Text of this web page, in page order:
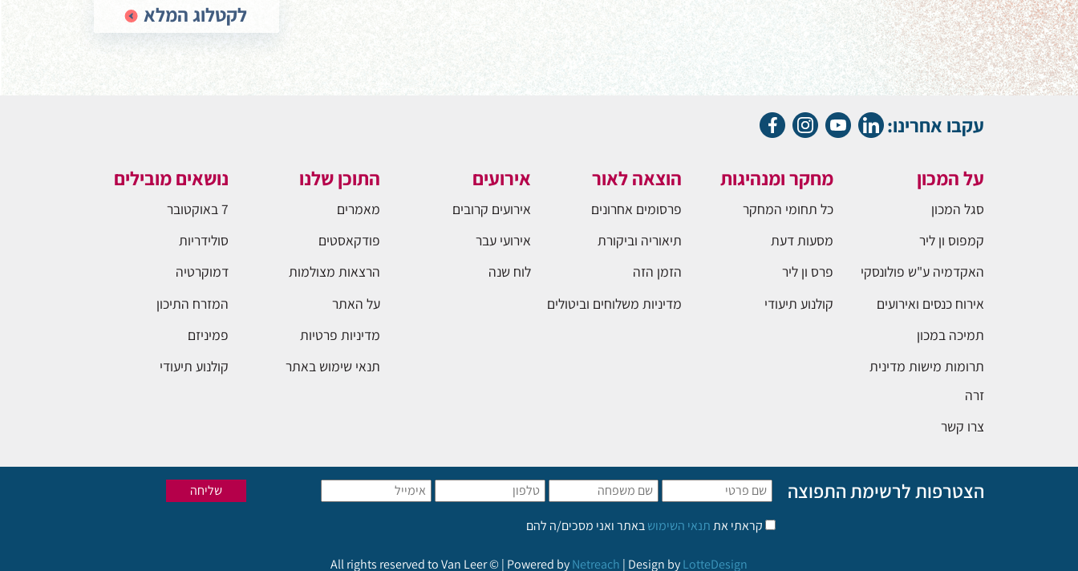
לקטלוג המלא
עקבו אחרינו:
על המכון
סגל המכון
קמפוס ון ליר
האקדמיה ע"ש פולונסקי
אירוח כנסים ואירועים
תמיכה במכון
תרומות מישות מדינית
זרה
צרו קשר
מחקר ומנהיגות
כל תחומי המחקר
מסעות דעת
פרס ון ליר
קולנוע תיעודי
הוצאה לאור
פרסומים אחרונים
תיאוריה וביקורת
הזמן הזה
מדיניות משלוחים וביטולים
אירועים
אירועים קרובים
אירועי עבר
לוח שנה
התוכן שלנו
מאמרים
פודקאסטים
הרצאות מצולמות
על האתר
מדיניות פרטיות
תנאי שימוש באתר
נושאים מובילים
7 באוקטובר
סולידריות
דמוקרטיה
המזרח התיכון
פמיניזם
קולנוע תיעודי
הצטרפות לרשימת התפוצה
קראתי אתתנאי השימושבאתר ואני מסכים/ה להם
All rights reserved to Van Leer © | Powered byNetreach | Design byLotteDesign